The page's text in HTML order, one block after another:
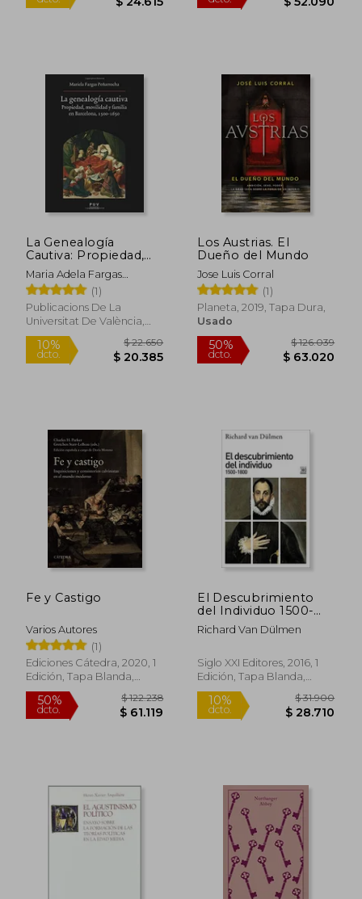
10%
dcto.
50%
dcto.
La Genealogía
Cautiva: Propiedad,
Movilidad y Familia en
Barcelona, 1500-1650
Maria Adela Fargas
Peñarrocha (1)
Publicacions De La
Universitat De València,
2012, 1ª Edición, Tapa
Blanda, Nuevo
10%
Los Austrias. El
Dueño del Mundo
Jose Luis Corral
(1)
Planeta, 2019, Tapa Dura,
Usado
50%
Fe y Castigo
Varios Autores
(1)
Ediciones Cátedra, 2020, 1
Edición, Tapa Blanda,
Nuevo
El Descubrimiento
del Individuo 1500-
1800
Richard Van Dülmen
Siglo XXI Editores, 2016, 1
Edición, Tapa Blanda,
Nuevo